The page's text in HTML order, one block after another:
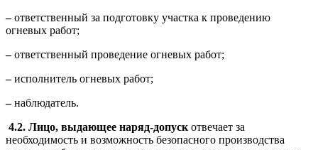
–ответственный за подготовку участка к проведению
огневых работ;
–ответственный проведение огневых работ;
–исполнитель огневых работ;
–наблюдатель.
4.2. Лицо, выдающее наряд-допуск отвечает за
необходимость и возможность безопасного производства